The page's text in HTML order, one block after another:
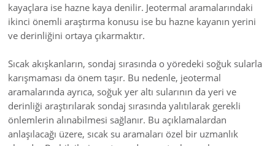
kayaçlara ise hazne kaya denilir. Jeotermal aramalarındaki
ikinci önemli araştırma konusu ise bu hazne kayanın yerini
ve derinliğini ortaya çıkarmaktır.
Sıcak akışkanların, sondaj sırasında o yöredeki soğuk sularla
karışmaması da önem taşır. Bu nedenle, jeotermal
aramalarında ayrıca, soğuk yer altı sularının da yeri ve
derinliği araştırılarak sondaj sırasında yalıtılarak gerekli
önlemlerin alınabilmesi sağlanır. Bu açıklamalardan
anlaşılacağı üzere, sıcak su aramaları özel bir uzmanlık